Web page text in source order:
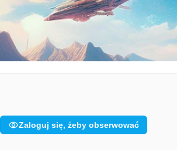
Zaloguj się, żeby obserwować